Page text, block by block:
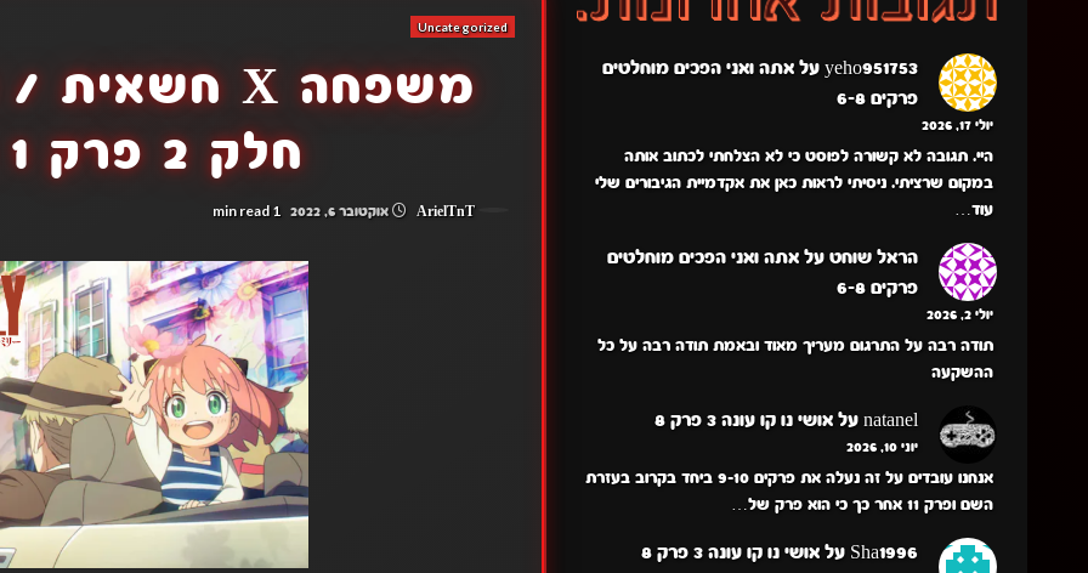
Uncategorized
חלק 2 פרק 1 (פרק 13)
ArielTnT אוקטובר 6, 2022 1 min read
yeho951753 עלאתה ואני הפכים מוחלטים
פרקים 6-8
יולי 17, 2026
היי. תגובה לא קשורה לפוסט כי לא הצלחתי לכתוב אותה
במקום שרציתי. ניסיתי לראות כאן את אקדמיית הגיבורים שלי
עוד…
הראל שוחט עלאתה ואני הפכים מוחלטים
פרקים 6-8
יולי 2, 2026
תודה רבה על התרגום מעריך מאוד ובאמת תודה רבה על כל
ההשקעה
natanel עלאושי נו קו עונה 3 פרק 8
יוני 10, 2026
אנחנו עובדים על זה נעלה את פרקים 9-10 ביחד בקרוב בעזרת
השם ופרק 11 אחר כך כי הוא פרק של…
Sha1996 עלאושי נו קו עונה 3 פרק 8